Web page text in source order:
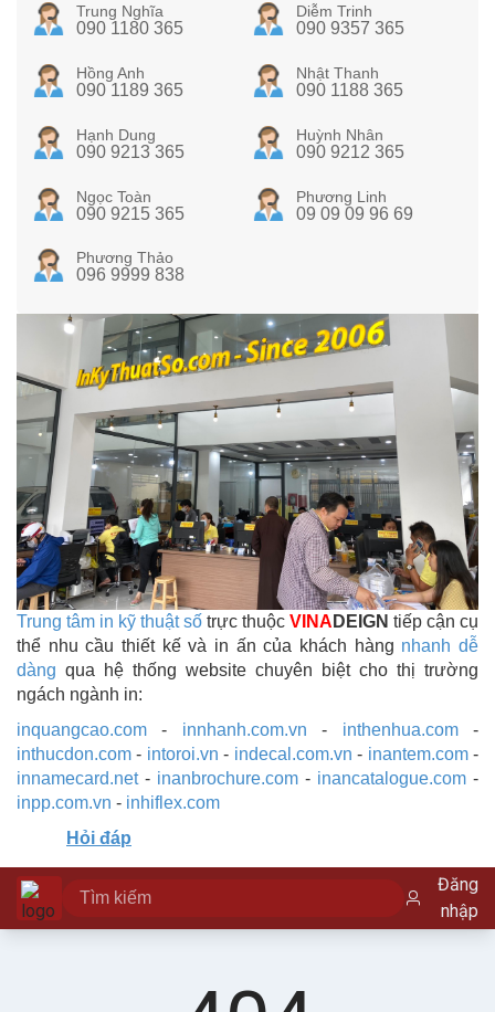
Trung Nghĩa
090 1180 365
Diễm Trinh
090 9357 365
Hồng Anh
090 1189 365
Nhật Thanh
090 1188 365
Hạnh Dung
090 9213 365
Huỳnh Nhân
090 9212 365
Ngọc Toàn
090 9215 365
Phương Linh
09 09 09 96 69
Phương Thảo
096 9999 838
Trung tâm in kỹ thuật số trực thuộc VINA DEIGN tiếp cận cụ
thể nhu cầu thiết kế và in ấn của khách hàng nhanh dễ
dàng qua hệ thống website chuyên biệt cho thị trường
ngách ngành in:
inquangcao.com - innhanh.com.vn - inthenhua.com-
inthucdon.com - intoroi.vn - indecal.com.vn - inantem.com-
innamecard.net- inanbrochure.com - inancatalogue.com -
inpp.com.vn - inhiflex.com
Hỏi đáp